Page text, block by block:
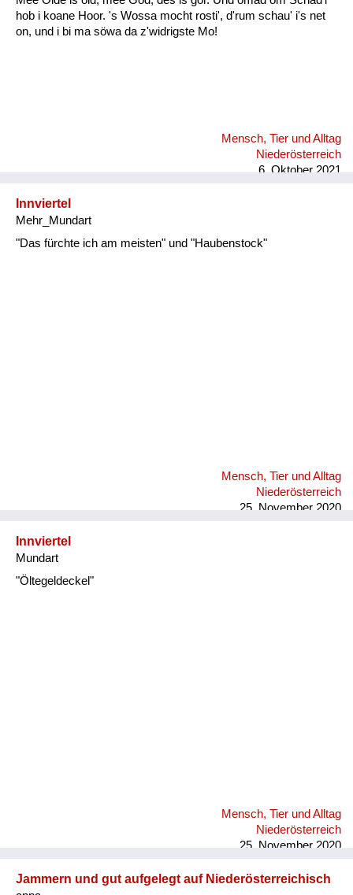
hob i koane Hoor. 's Wossa mocht rosti', d'rum schau' i's net
on, und i bi ma söwa da z'widrigste Mo!
Mensch, Tier und Alltag
Niederösterreich
6. Oktober 2021
Innviertel
Mehr_Mundart
"Das fürchte ich am meisten" und "Haubenstock"
Mensch, Tier und Alltag
Niederösterreich
25. November 2020
Innviertel
Mundart
"Öltegeldeckel"
Mensch, Tier und Alltag
Niederösterreich
25. November 2020
Jammern und gut aufgelegt auf Niederösterreichisch